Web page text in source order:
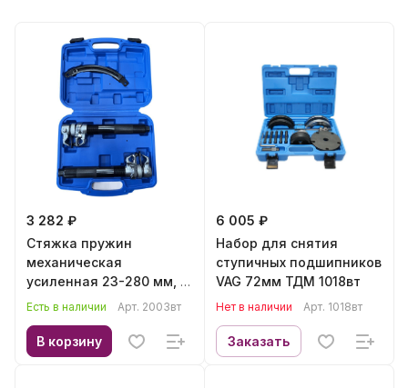
3 282 ₽
Стяжка пружин
механическая
усиленная 23-280 мм, с
защитной планкой ТДМ
Есть в наличии Арт. 2003вт
В корзину
6 005 ₽
Набор для снятия
ступичных подшипников
VAG 72мм ТДМ 1018вт
Нет в наличии Арт. 1018вт
Заказать